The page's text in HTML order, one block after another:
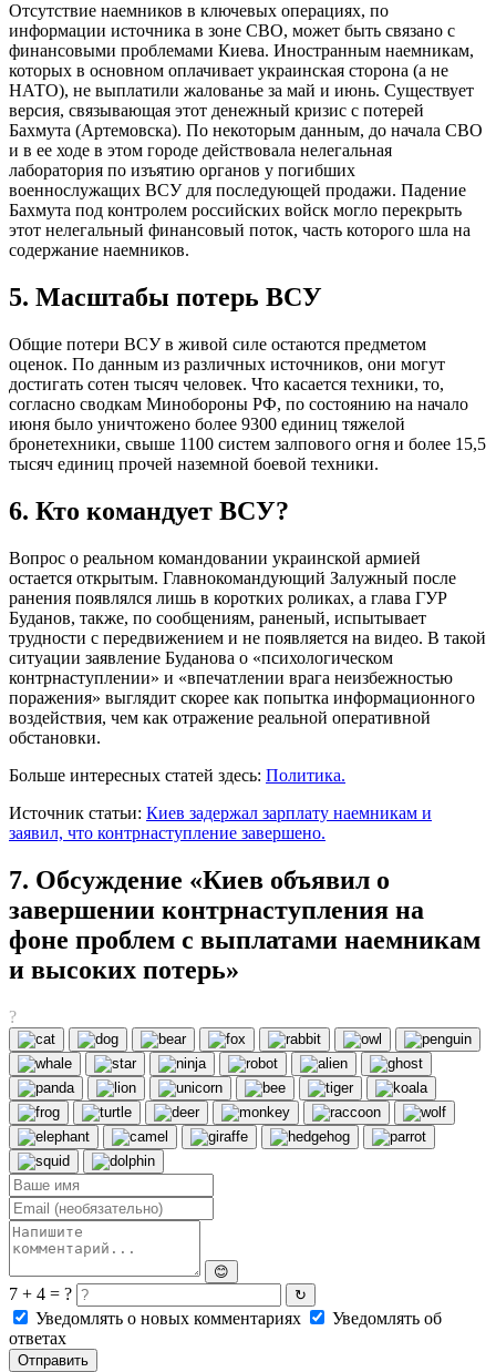
Отсутствие наемников в ключевых операциях, по
информации источника в зоне СВО, может быть связано с
финансовыми проблемами Киева. Иностранным наемникам,
которых в основном оплачивает украинская сторона (а не
НАТО), не выплатили жалованье за май и июнь. Существует
версия, связывающая этот денежный кризис с потерей
Бахмута (Артемовска). По некоторым данным, до начала СВО
и в ее ходе в этом городе действовала нелегальная
лаборатория по изъятию органов у погибших
военнослужащих ВСУ для последующей продажи. Падение
Бахмута под контролем российских войск могло перекрыть
этот нелегальный финансовый поток, часть которого шла на
содержание наемников.
5. Масштабы потерь ВСУ
Общие потери ВСУ в живой силе остаются предметом
оценок. По данным из различных источников, они могут
достигать сотен тысяч человек. Что касается техники, то,
согласно сводкам Минобороны РФ, по состоянию на начало
июня было уничтожено более 9300 единиц тяжелой
бронетехники, свыше 1100 систем залпового огня и более 15,5
тысяч единиц прочей наземной боевой техники.
6. Кто командует ВСУ?
Вопрос о реальном командовании украинской армией
остается открытым. Главнокомандующий Залужный после
ранения появлялся лишь в коротких роликах, а глава ГУР
Буданов, также, по сообщениям, раненый, испытывает
трудности с передвижением и не появляется на видео. В такой
ситуации заявление Буданова о «психологическом
контрнаступлении» и «впечатлении врага неизбежностью
поражения» выглядит скорее как попытка информационного
воздействия, чем как отражение реальной оперативной
обстановки.
Больше интересных статей здесь: Политика.
Источник статьи: Киев задержал зарплату наемникам и
заявил, что контрнаступление завершено.
7. Обсуждение «Киев объявил о
завершении контрнаступления на
фоне проблем с выплатами наемникам
и высоких потерь»
?
😊
7 + 4 = ? ↻
Уведомлять о новых комментариях
Уведомлять об
ответах
Отправить